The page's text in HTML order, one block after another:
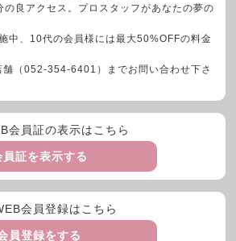
の良アクセス。プロスタッフがあなたの夢の
中、10代の会員様には最大50%OFFの料金
舗（052-354-6401）までお問い合わせ下さ
会員証の表示はこちら
証を表示する
会員登録はこちら
員登録をする